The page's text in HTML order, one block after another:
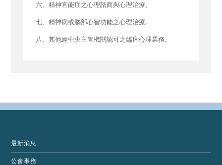
六、精神官能症之心理諮商與心理治療。
七、精神病或腦部心智功能之心理治療。
八、其他經中央主管機關認可之臨床心理業務。
最新消息
公會事務